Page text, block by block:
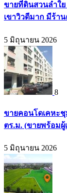
ขายที่ดินสวนลำใย
เขาวิวดีมาก มีร้า
5 มิถุนายน 2026
8
ขายคอนโดเคหะ
ตร.ม. (ขายพร้อมผู้
5 มิถุนายน 2026